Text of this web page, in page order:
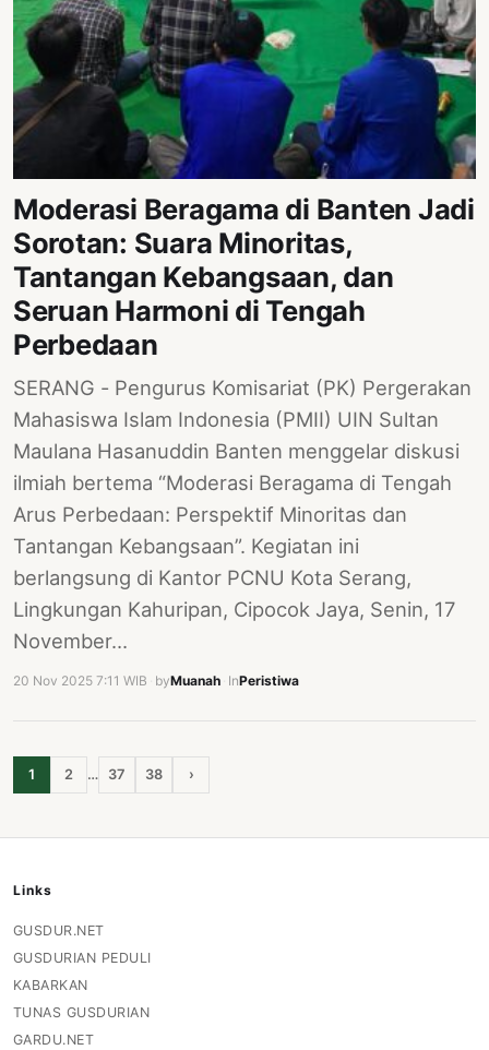
Moderasi Beragama di Banten Jadi
Sorotan: Suara Minoritas,
Tantangan Kebangsaan, dan
Seruan Harmoni di Tengah
Perbedaan
SERANG - Pengurus Komisariat (PK) Pergerakan
Mahasiswa Islam Indonesia (PMII) UIN Sultan
Maulana Hasanuddin Banten menggelar diskusi
ilmiah bertema “Moderasi Beragama di Tengah
Arus Perbedaan: Perspektif Minoritas dan
Tantangan Kebangsaan”. Kegiatan ini
berlangsung di Kantor PCNU Kota Serang,
Lingkungan Kahuripan, Cipocok Jaya, Senin, 17
November…
20 Nov 2025 7:11 WIB byMuanah InPeristiwa
1 2 … 37 38 ›
Links
GUSDUR.NET
GUSDURIAN PEDULI
KABARKAN
TUNAS GUSDURIAN
GARDU.NET